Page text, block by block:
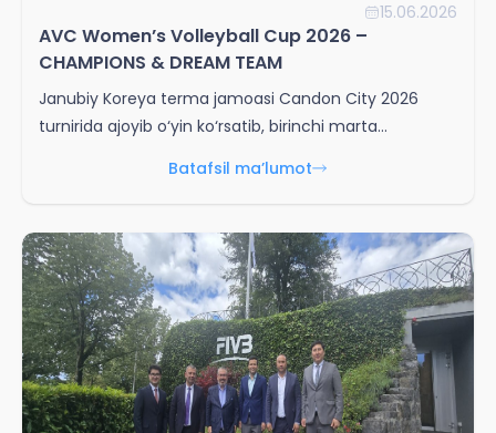
15.06.2026
AVC Women’s Volleyball Cup 2026 –
CHAMPIONS & DREAM TEAM
Janubiy Koreya terma jamoasi Candon City 2026
turnirida ajoyib o‘yin ko‘rsatib, birinchi marta
Batafsil ma’lumot